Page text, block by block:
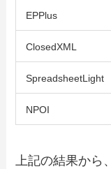
EPPlus
ClosedXML
SpreadsheetLight
NPOI
上記の結果から